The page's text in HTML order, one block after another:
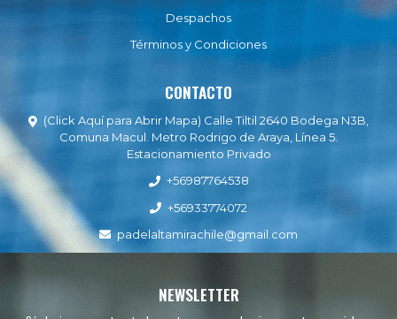
Despachos
Términos y Condiciones
CONTACTO
(Click Aquí para Abrir Mapa) Calle Tiltil 2640 Bodega N3B,
Comuna Macul. Metro Rodrigo de Araya, Línea 5.
Estacionamiento Privado
+56987764538
+56933774072
padelaltamirachile@gmail.com
NEWSLETTER